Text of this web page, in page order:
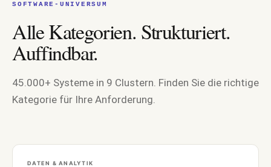
SOFTWARE-UNIVERSUM
Alle Kategorien. Strukturiert.
Auffindbar.
45.000+ Systeme in 9 Clustern. Finden Sie die richtige
Kategorie für Ihre Anforderung.
DATEN & ANALYTIK